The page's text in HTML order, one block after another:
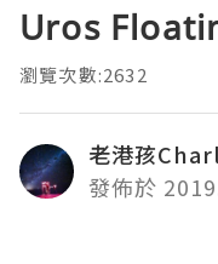
Uros
瀏覽次數:2632
老港孩
發佈於